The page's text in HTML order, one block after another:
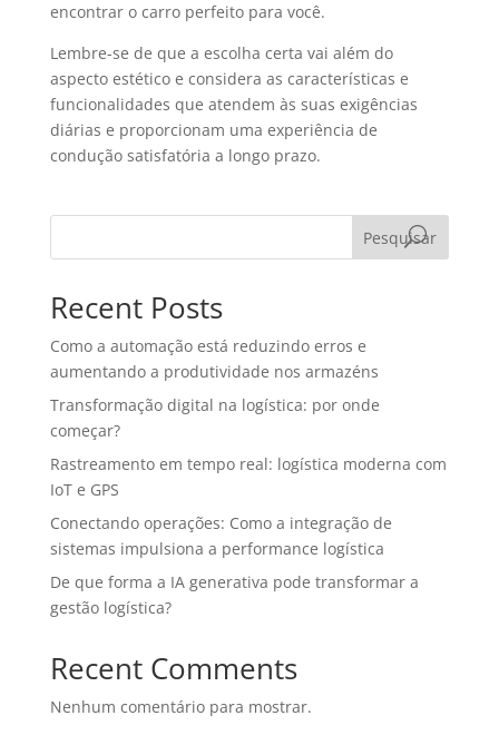
encontrar o carro perfeito para você.
Lembre-se de que a escolha certa vai além do
aspecto estético e considera as características e
funcionalidades que atendem às suas exigências
diárias e proporcionam uma experiência de
condução satisfatória a longo prazo.
Pesquisar
Recent Posts
Como a automação está reduzindo erros e
aumentando a produtividade nos armazéns
Transformação digital na logística: por onde
começar?
Rastreamento em tempo real: logística moderna com
IoT e GPS
Conectando operações: Como a integração de
sistemas impulsiona a performance logística
De que forma a IA generativa pode transformar a
gestão logística?
Recent Comments
Nenhum comentário para mostrar.